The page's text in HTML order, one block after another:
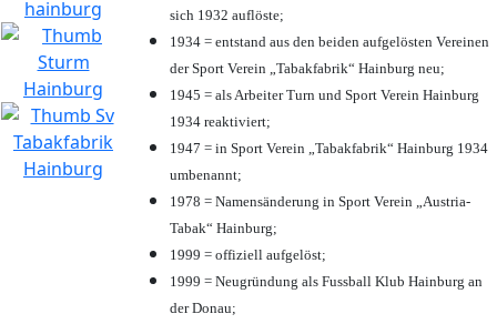
sich 1932 auflöste;
1934 = entstand aus den beiden aufgelösten Vereinen
der Sport Verein „Tabakfabrik“ Hainburg neu;
1945 = als Arbeiter Turn und Sport Verein Hainburg
1934 reaktiviert;
1947 = in Sport Verein „Tabakfabrik“ Hainburg 1934
umbenannt;
1978 = Namensänderung in Sport Verein „Austria-
Tabak“ Hainburg;
1999 = offiziell aufgelöst;
1999 = Neugründung als Fussball Klub Hainburg an
der Donau;